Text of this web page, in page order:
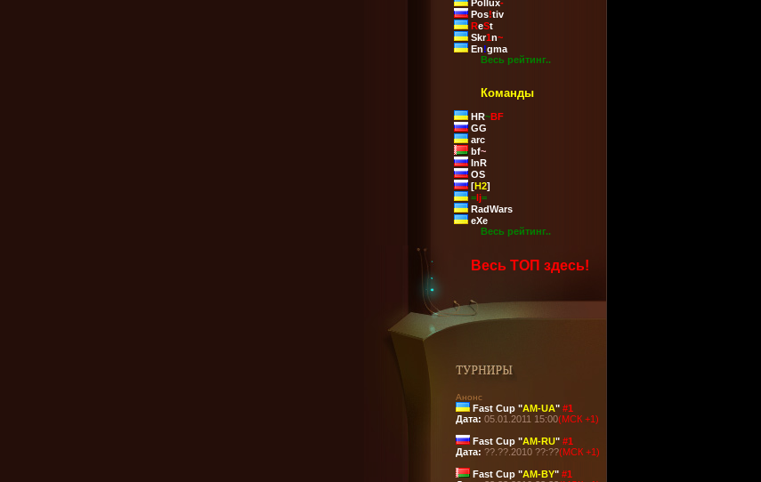
Pollux-
Pos!tiv
ReSt
Skr1n~
En!gma
Весь рейтинг..
Команды
HR~BF
GG
arc
bf~
InR
OS
[H2]
=lj=
RadWars
eXe
Весь рейтинг..
Весь ТОП здесь!
Анонс
Fast Cup "AM-UA"#1
Дата: 05.01.2011 15:00(МСК +1)
Fast Cup "AM-RU"#1
Дата: ??.??.2010 ??:??(МСК +1)
Fast Cup "AM-BY"#1